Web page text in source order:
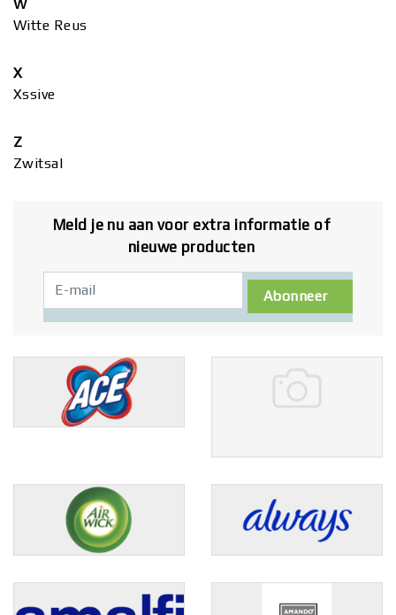
W
Witte Reus
X
Xssive
Z
Zwitsal
Meld je nu aan voor extra informatie of
nieuwe producten
Abonneer